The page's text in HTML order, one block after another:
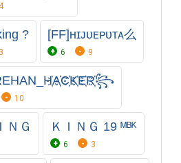
4
?
3
[FF]ʜɪᴊᴜᴇᴘᴜᴛᴀ么
6 9
10
ＮＧ ＫＩＮＧ 19 ᴹᴮᴷ
6 3